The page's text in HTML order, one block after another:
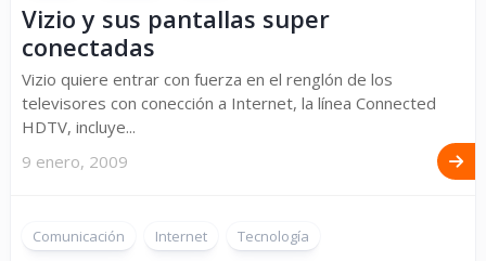
Vizio y sus pantallas super
conectadas
Vizio quiere entrar con fuerza en el renglón de los
televisores con conección a Internet, la línea Connected
HDTV, incluye...
9 enero, 2009
Comunicación Internet Tecnología